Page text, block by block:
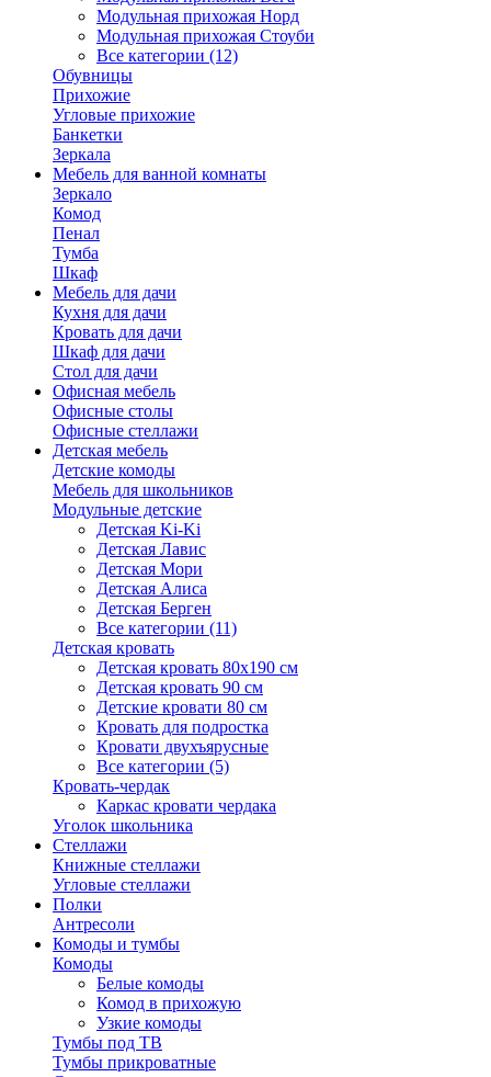
Модульная прихожая Норд
Модульная прихожая Стоуби
Все категории (12)
Обувницы
Прихожие
Угловые прихожие
Банкетки
Зеркала
Мебель для ванной комнаты
Зеркало
Комод
Пенал
Тумба
Шкаф
Мебель для дачи
Кухня для дачи
Кровать для дачи
Шкаф для дачи
Стол для дачи
Офисная мебель
Офисные столы
Офисные стеллажи
Детская мебель
Детские комоды
Мебель для школьников
Модульные детские
Детская Ki-Ki
Детская Лавис
Детская Мори
Детская Алиса
Детская Берген
Все категории (11)
Детская кровать
Детская кровать 80х190 см
Детская кровать 90 см
Детские кровати 80 см
Кровать для подростка
Кровати двухъярусные
Все категории (5)
Кровать-чердак
Каркас кровати чердака
Уголок школьника
Стеллажи
Книжные стеллажи
Угловые стеллажи
Полки
Антресоли
Комоды и тумбы
Комоды
Белые комоды
Комод в прихожую
Узкие комоды
Тумбы под ТВ
Тумбы прикроватные